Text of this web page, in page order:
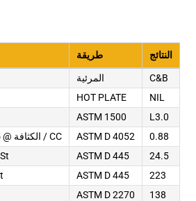
طريقة النتائج
المرئية
C&B
HOT PLATE
NIL
ASTM 1500
L3.0
الكثافة @ 29.5 درجة مئوية ، جم / CC
ASTM D 4052
0.88
ASTM D 445
24.5
ASTM D 445
223
ASTM D 2270
138